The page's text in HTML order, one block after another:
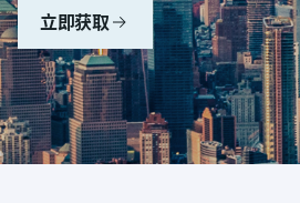
立即获取